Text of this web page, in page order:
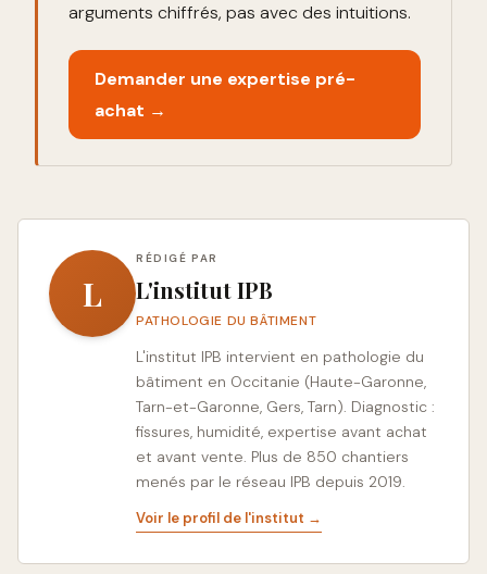
arguments chiffrés, pas avec des intuitions.
Demander une expertise pré-
achat →
L
RÉDIGÉ PAR
L'institut IPB
PATHOLOGIE DU BÂTIMENT
L'institut IPB intervient en pathologie du
bâtiment en Occitanie (Haute-Garonne,
Tarn-et-Garonne, Gers, Tarn). Diagnostic :
fissures, humidité, expertise avant achat
et avant vente. Plus de 850 chantiers
menés par le réseau IPB depuis 2019.
Voir le profil de l'institut →